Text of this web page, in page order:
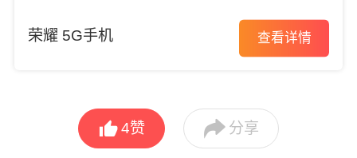
荣耀 5G手机 查看详情
4赞  分享